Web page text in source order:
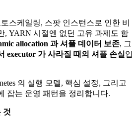
스케일링, 스팟 인스턴스로 인한 비
, YARN 시절엔 없던 고유 과제도 함
allocation 과 셔플 데이터 보존, 그
executor 가 사라질 때의 셔플 손실 입
의 실행 모델, 핵심 설정, 그리고
잡는 운영 패턴을 정리합니다.
것